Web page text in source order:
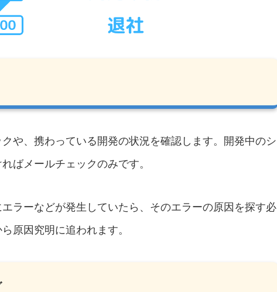
や、携わっている開発の状況を確認します。開発中のシ
ばメールチェックのみです。
ラーなどが発生していたら、そのエラーの原因を探す必
原因究明に追われます。